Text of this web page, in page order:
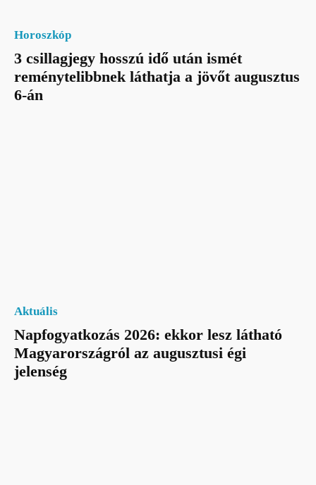
Horoszkóp
3 csillagjegy hosszú idő után ismét
reménytelibbnek láthatja a jövőt augusztus
6-án
Aktuális
Napfogyatkozás 2026: ekkor lesz látható
Magyarországról az augusztusi égi
jelenség